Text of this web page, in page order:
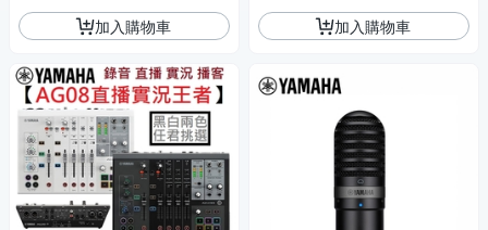
加入購物車 加入購物車